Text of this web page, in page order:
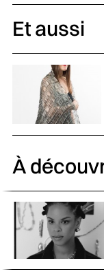
Et aussi
À